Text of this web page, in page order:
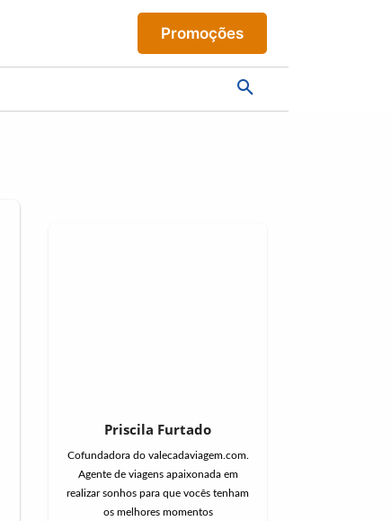
Promoções
Priscila Furtado
Cofundadora do valecadaviagem.com.
Agente de viagens apaixonada em
realizar sonhos para que vocês tenham
os melhores momentos